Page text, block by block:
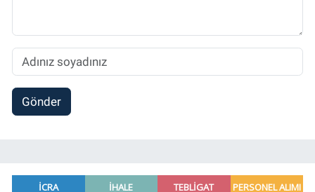
Gönder